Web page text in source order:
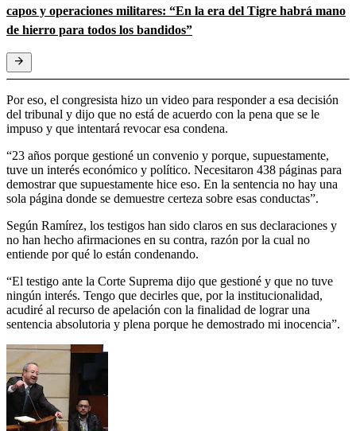
capos y operaciones militares: “En la era del Tigre habrá mano
de hierro para todos los bandidos”
Por eso, el congresista hizo un video para responder a esa decisión
del tribunal y dijo que no está de acuerdo con la pena que se le
impuso y que intentará revocar esa condena.
“23 años porque gestioné un convenio y porque, supuestamente,
tuve un interés económico y político. Necesitaron 438 páginas para
demostrar que supuestamente hice eso. En la sentencia no hay una
sola página donde se demuestre certeza sobre esas conductas”.
Según Ramírez, los testigos han sido claros en sus declaraciones y
no han hecho afirmaciones en su contra, razón por la cual no
entiende por qué lo están condenando.
“El testigo ante la Corte Suprema dijo que gestioné y que no tuve
ningún interés. Tengo que decirles que, por la institucionalidad,
acudiré al recurso de apelación con la finalidad de lograr una
sentencia absolutoria y plena porque he demostrado mi inocencia”.